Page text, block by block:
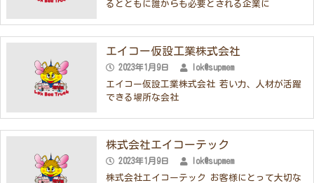
るとともに誰からも必要とされる企業に
エイコー仮設工業株式会社
2023年1月9日 lok@supmem
エイコー仮設工業株式会社 若い力、人材が活躍
できる場所な会社
株式会社エイコーテック
2023年1月9日 lok@supmem
株式会社エイコーテック お客様にとって大切な